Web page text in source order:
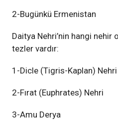
2-Bugünkü Ermenistan
Daitya Nehri’nin hangi
tezler vardır:
1-Dicle (Tigris-Kaplan) Nehri
2-Fırat (Euphrates) Nehri
3-Amu Derya